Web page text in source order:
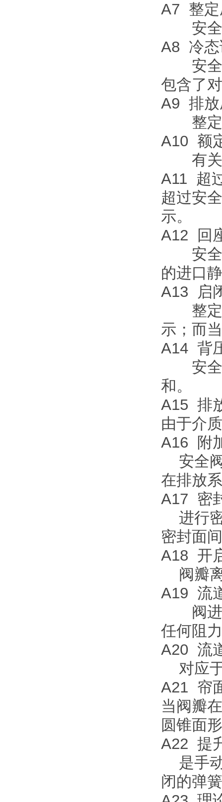
A7 整定
安全
A8 冷态
安全
包含了
A9 排
整定
A10 额
有关
A11 超
超过安
示。
A12 回
安全
的进口
A13 启
整定
示；而
A14 背
安全
和。
A15 排
由于介
A16 附
安全阀
在排放
A17 密
进行密
密封面
A18 开
阀瓣
A19 流
阀进
任何阻
A20 流
对应
A21 帘
当阀瓣
圆锥面
A22 提
是手动
闭的弹